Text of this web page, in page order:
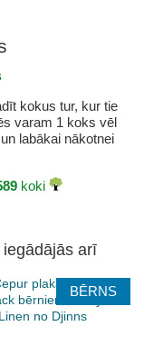
kokus tur, kur tie
varam 1 koks vēl
labākai nākotnei
koki
arī
BĒRNS